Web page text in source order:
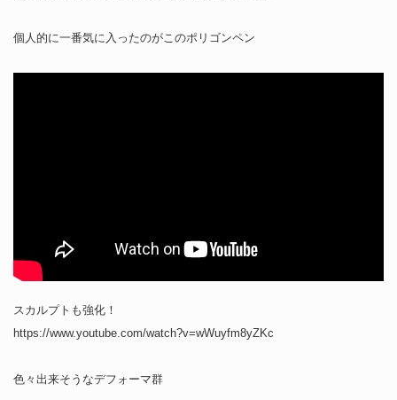
個人的に一番気に入ったのがこのポリゴンペン
スカルプトも強化！
https://www.youtube.com/watch?v=wWuyfm8yZKc
色々出来そうなデフォーマ群